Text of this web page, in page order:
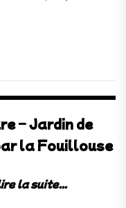
– Jardin de
la Fouillouse